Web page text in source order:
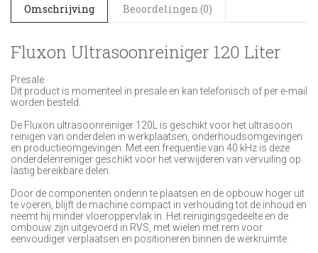
Omschrijving Beoordelingen (0)
Fluxon Ultrasoonreiniger 120 Liter
Presale
Dit product is momenteel in presale en kan telefonisch of per e-mail
worden besteld.
De Fluxon ultrasoonreiniger 120L is geschikt voor het ultrasoon
reinigen van onderdelen in werkplaatsen, onderhoudsomgevingen
en productieomgevingen. Met een frequentie van 40 kHz is deze
onderdelenreiniger geschikt voor het verwijderen van vervuiling op
lastig bereikbare delen.
Door de componenten onderin te plaatsen en de opbouw hoger uit
te voeren, blijft de machine compact in verhouding tot de inhoud en
neemt hij minder vloeroppervlak in. Het reinigingsgedeelte en de
ombouw zijn uitgevoerd in RVS, met wielen met rem voor
eenvoudiger verplaatsen en positioneren binnen de werkruimte.